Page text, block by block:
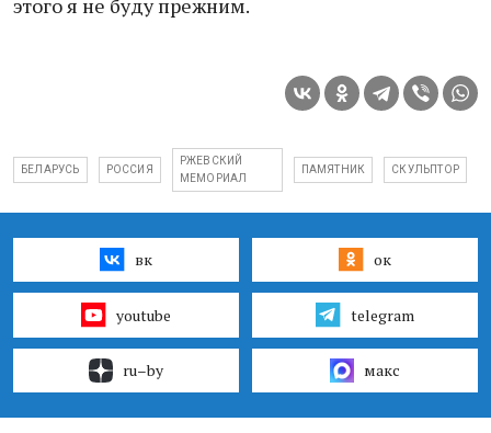
этого я не буду прежним.
БЕЛАРУСЬ РОССИЯ
РЖЕВСКИЙ
МЕМОРИАЛ
ПАМЯТНИК СКУЛЬПТОР
вк ок
youtube telegram
ru–by макс